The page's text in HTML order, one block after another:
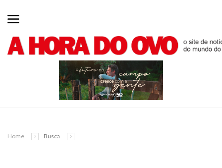
Home Busca